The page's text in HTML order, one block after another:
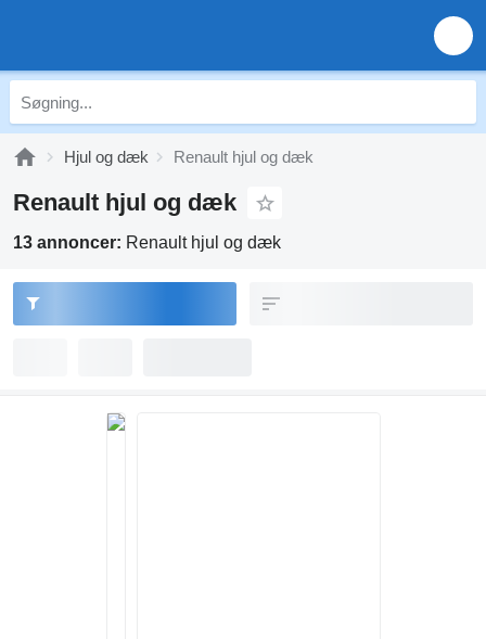
Hjul og dæk Renault hjul og dæk
Renault hjul og dæk
13 annoncer: Renault hjul og dæk